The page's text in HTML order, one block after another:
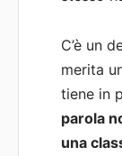
C’è un
merita
tiene in
parola
una